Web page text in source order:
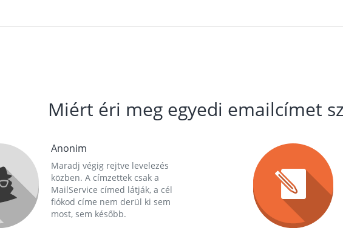
Miért éri meg egyedi emailcímet
Anonim
Maradj végig rejtve levelezés
közben. A címzettek csak a
MailService címed látják, a cél
fiókod címe nem derül ki sem
most, sem később.